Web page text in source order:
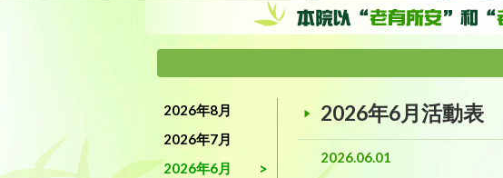
2026年8月
2026年7月
2026年6月
2026年6月活動表
2026.06.01